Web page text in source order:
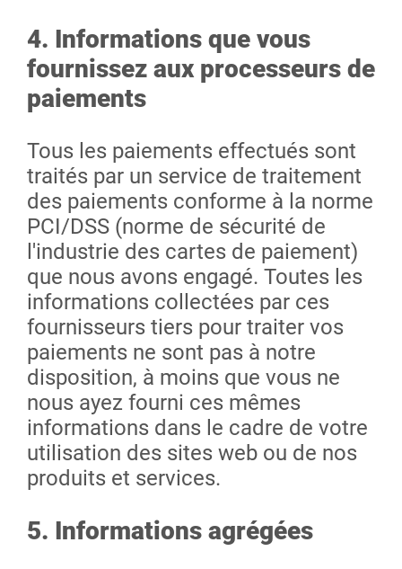
4. Informations que vous
fournissez aux processeurs de
paiements
Tous les paiements effectués sont
traités par un service de traitement
des paiements conforme à la norme
PCI/DSS (norme de sécurité de
l'industrie des cartes de paiement)
que nous avons engagé. Toutes les
informations collectées par ces
fournisseurs tiers pour traiter vos
paiements ne sont pas à notre
disposition, à moins que vous ne
nous ayez fourni ces mêmes
informations dans le cadre de votre
utilisation des sites web ou de nos
produits et services.
5. Informations agrégées